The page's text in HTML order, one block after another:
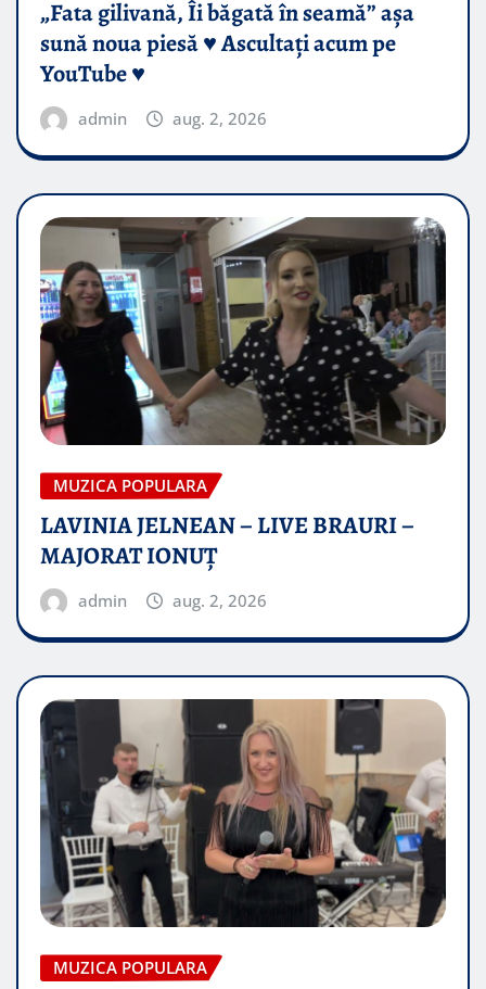
„Fata gilivană, Îi băgată în seamă” așa
sună noua piesă ♥️ Ascultați acum pe
YouTube ♥️
admin aug. 2, 2026
MUZICA POPULARA
LAVINIA JELNEAN – LIVE BRAURI –
MAJORAT IONUŢ
admin aug. 2, 2026
MUZICA POPULARA